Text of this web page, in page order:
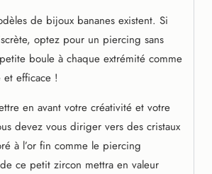
de bijoux bananes existent. Si
optez pour un piercing sans
boule à chaque extrémité comme
et efficace !
en avant votre créativité et votre
devez vous diriger vers des cristaux
à l’or fin comme le piercing
de ce petit zircon mettra en valeur